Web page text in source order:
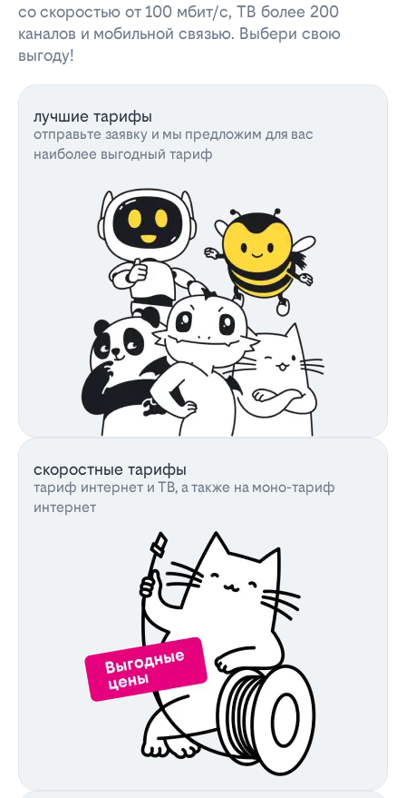
со скоростью от 100 мбит/с, ТВ более 200
каналов и мобильной связью. Выбери свою
выгоду!
лучшие тарифы
отправьте заявку и мы предложим для вас
наиболее выгодный тариф
скоростные тарифы
тариф интернет и ТВ, а также на моно-тариф
интернет